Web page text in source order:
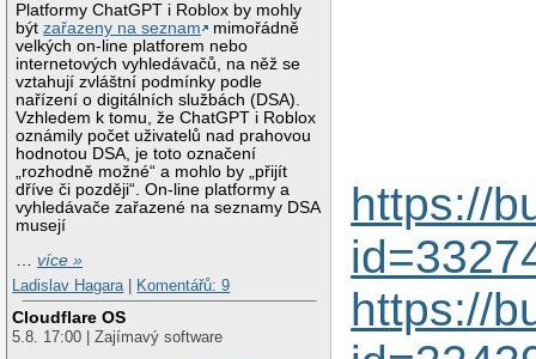
Platformy ChatGPT i Roblox by mohly
býtzařazeny na seznam
mimořádně
velkých on-line platforem nebo
internetových vyhledávačů, na něž se
vztahují zvláštní podmínky podle
nařízení o digitálních službách (DSA).
Vzhledem k tomu, že ChatGPT i Roblox
oznámily počet uživatelů nad prahovou
hodnotou DSA, je toto označení
„rozhodně možné“ a mohlo by „přijít
dříve či později“. On-line platformy a
vyhledávače zařazené na seznamy DSA
musejí
…více »
Ladislav Hagara| Komentářů: 9
Cloudflare OS
5.8. 17:00 | Zajímavý software
https://
https://